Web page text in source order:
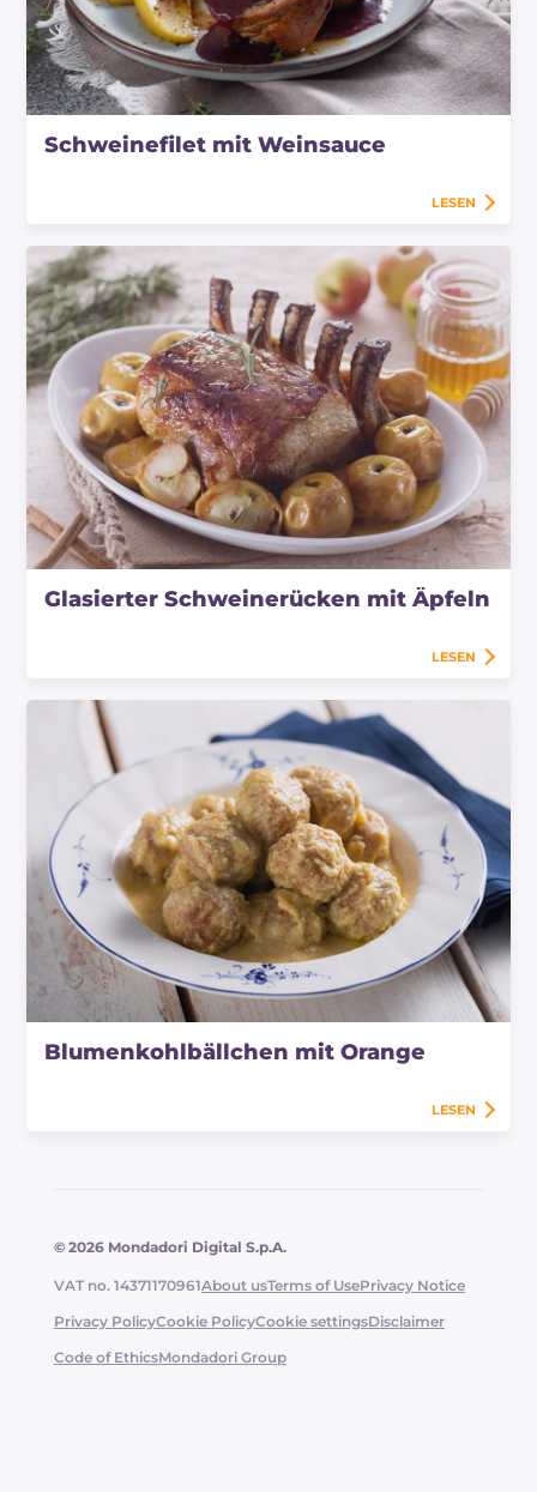
Schweinefilet mit Weinsauce
LESEN
Glasierter Schweinerücken mit Äpfeln
LESEN
Blumenkohlbällchen mit Orange
LESEN
© 2026 Mondadori Digital S.p.A.
VAT no. 14371170961About usTerms of UsePrivacy Notice
Privacy PolicyCookie PolicyCookie settingsDisclaimer
Code of EthicsMondadori Group